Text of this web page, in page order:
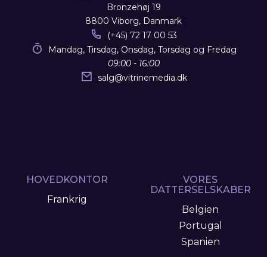
Bronzehøj 19
8800 Viborg, Danmark
(+45) 72 17 00 53
Mandag, Tirsdag, Onsdag, Torsdag og Fredag
09:00 - 16:00
salg@vitrinemedia.dk
HOVEDKONTOR
Frankrig
VORES
DATTERSELSKABER
Belgien
Portugal
Spanien